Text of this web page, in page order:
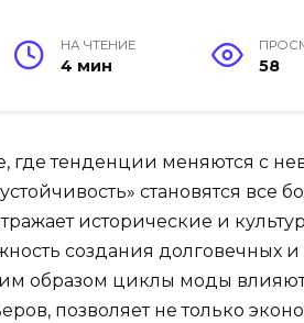
НА ЧТЕНИЕ
4 мин 58
где тенденции меняются с
становятся все
исторические и
создания долговечных и
образом циклы моды влияют
позволяет не только